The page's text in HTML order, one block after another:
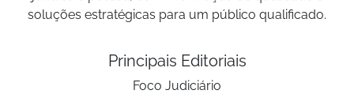
soluções estratégicas para um público qualificado.
Principais Editoriais
Foco Judiciário